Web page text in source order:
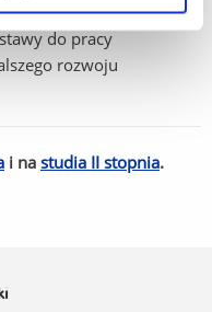
do pracy
rozwoju
i na studia II stopnia.